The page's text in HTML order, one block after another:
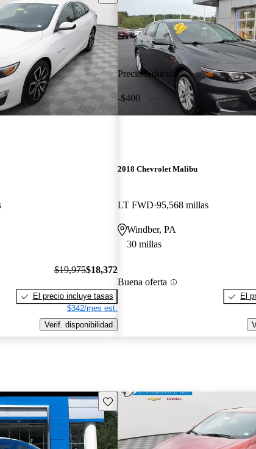
$19,975$18,372
El precio incluye tasas
$342/mes est.
Verif. disponibilidad
Precio reducido
-$400
2018 Chevrolet Malibu
LT FWD 95,568 millas
Windber, PA
30 millas
Buena oferta
El
Guarda este Aviso